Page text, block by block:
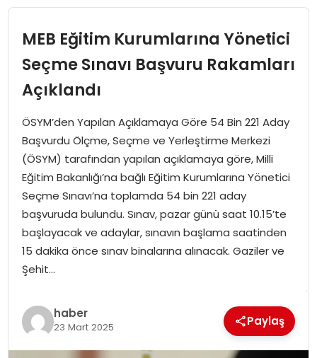
TEKNOLOJI
EĞITIM
SPOR
GÜNDEM
MAGAZIN
MEB Eğitim Kurumlarına Yönetici
Seçme Sınavı Başvuru Rakamları
Açıklandı
ÖSYM’den Yapılan Açıklamaya Göre 54 Bin 221 Aday
Başvurdu Ölçme, Seçme ve Yerleştirme Merkezi
(ÖSYM) tarafından yapılan açıklamaya göre, Milli
Eğitim Bakanlığı’na bağlı Eğitim Kurumlarına Yönetici
Seçme Sınavı’na toplamda 54 bin 221 aday
başvuruda bulundu. Sınav, pazar günü saat 10.15’te
başlayacak ve adaylar, sınavın başlama saatinden
15 dakika önce sınav binalarına alınacak. Gaziler ve
Şehit…
haber
23 Mart 2025 Paylaş